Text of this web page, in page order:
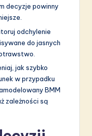
decyzje powinny
odchylenie
do jasnych
jak szybko
w przypadku
BMM
zależności są